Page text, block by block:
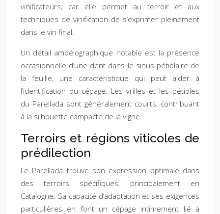
vinificateurs, car elle permet au terroir et aux
techniques de vinification de s’exprimer pleinement
dans le vin final.
Un détail ampélographique notable est la présence
occasionnelle d’une dent dans le sinus pétiolaire de
la feuille, une caractéristique qui peut aider à
l’identification du cépage. Les vrilles et les pétioles
du Parellada sont généralement courts, contribuant
à la silhouette compacte de la vigne.
Terroirs et régions viticoles de
prédilection
Le Parellada trouve son expression optimale dans
des terroirs spécifiques, principalement en
Catalogne. Sa capacité d’adaptation et ses exigences
particulières en font un cépage intimement lié à